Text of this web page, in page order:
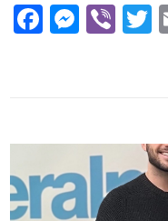
Facebook